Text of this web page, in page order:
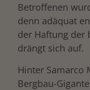
Betroffenen
denn adäquat
der Haftung der
drängt sich auf.
Hinter Samarco
Bergbau-